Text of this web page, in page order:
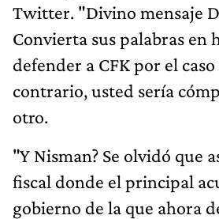
Twitter. "Divino mensaje
Convierta sus palabras en
defender a CFK por el
contrario, usted sería
otro.
"Y Nisman? Se olvidó que
fiscal donde el principal
gobierno de la que ahora